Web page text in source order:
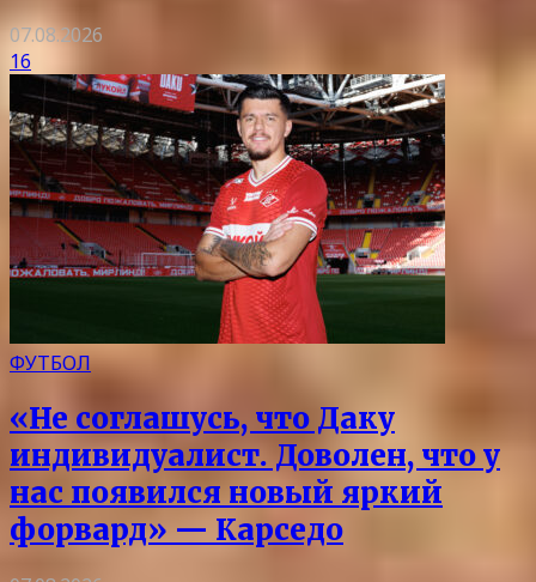
07.08.2026
16
ФУТБОЛ
«Не соглашусь, что Даку
индивидуалист. Доволен, что у
нас появился новый яркий
форвард» — Карседо